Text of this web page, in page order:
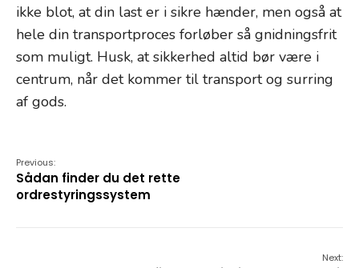
ikke blot, at din last er i sikre hænder, men også at
hele din transportproces forløber så gnidningsfrit
som muligt. Husk, at sikkerhed altid bør være i
centrum, når det kommer til transport og surring
af gods.
Previous:
Sådan finder du det rette
ordrestyringssystem
Next: